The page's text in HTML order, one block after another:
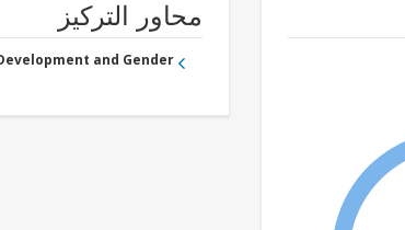
محاور التركيز
and Gender